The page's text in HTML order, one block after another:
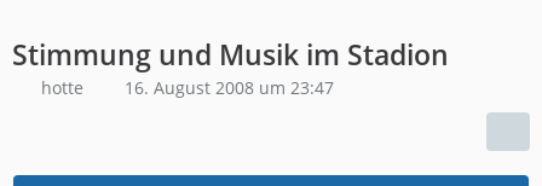
Stimmung und Musik im Stadion
hotte 16. August 2008 um 23:47